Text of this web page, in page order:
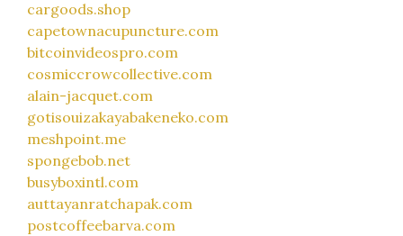
cargoods.shop
capetownacupuncture.com
bitcoinvideospro.com
cosmiccrowcollective.com
alain-jacquet.com
gotisouizakayabakeneko.com
meshpoint.me
spongebob.net
busyboxintl.com
auttayanratchapak.com
postcoffeebarva.com